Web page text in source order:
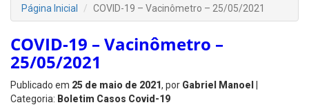
Página Inicial COVID-19 – Vacinômetro – 25/05/2021
COVID-19 – Vacinômetro –
25/05/2021
Publicado em 25 de maio de 2021, por Gabriel Manoel
Categoria: Boletim Casos Covid-19